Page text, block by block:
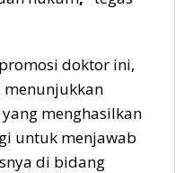
doktor ini,
menunjukkan
menghasilkan
untuk menjawab
di bidang